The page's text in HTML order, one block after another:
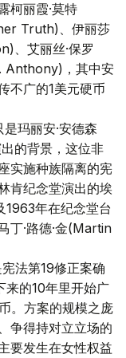
柯丽霞·莫特
Truth)、伊丽莎
、艾丽丝·保罗
Anthony)，其中安
不广的1美元硬币
玛丽安·安德森
的背景，这位非
实施种族隔离的宪
肯纪念堂演出的埃
年在纪念堂台
丁·路德·金(Martin
法第19修正案确
来的10年里开始广
。方案的规模之庞
争得持对立立场的
要发生在女性权益